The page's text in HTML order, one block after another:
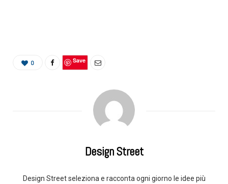
0 Save
Design Street
Design Street seleziona e racconta ogni giorno le idee più